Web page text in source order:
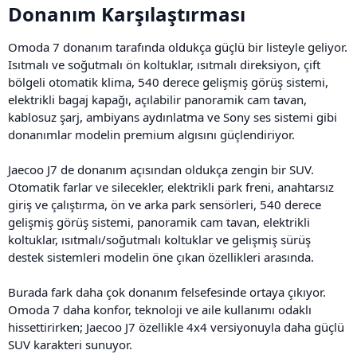
Donanım Karşılaştırması​
Omoda 7 donanım tarafında oldukça güçlü bir listeyle geliyor.
Isıtmalı ve soğutmalı ön koltuklar, ısıtmalı direksiyon, çift
bölgeli otomatik klima, 540 derece gelişmiş görüş sistemi,
elektrikli bagaj kapağı, açılabilir panoramik cam tavan,
kablosuz şarj, ambiyans aydınlatma ve Sony ses sistemi gibi
donanımlar modelin premium algısını güçlendiriyor.
Jaecoo J7 de donanım açısından oldukça zengin bir SUV.
Otomatik farlar ve silecekler, elektrikli park freni, anahtarsız
giriş ve çalıştırma, ön ve arka park sensörleri, 540 derece
gelişmiş görüş sistemi, panoramik cam tavan, elektrikli
koltuklar, ısıtmalı/soğutmalı koltuklar ve gelişmiş sürüş
destek sistemleri modelin öne çıkan özellikleri arasında.
Burada fark daha çok donanım felsefesinde ortaya çıkıyor.
Omoda 7 daha konfor, teknoloji ve aile kullanımı odaklı
hissettirirken; Jaecoo J7 özellikle 4x4 versiyonuyla daha güçlü
SUV karakteri sunuyor.